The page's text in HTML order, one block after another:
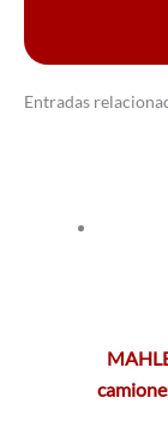
Entradas